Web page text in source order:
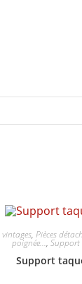
vintages,Pièces
poignée...,Support
Support